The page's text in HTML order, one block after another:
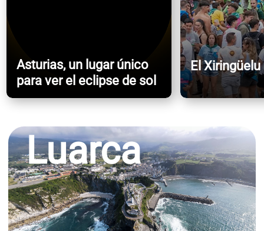
Asturias, un lugar único
para ver el eclipse de sol
El Xiringüelu
Luarca